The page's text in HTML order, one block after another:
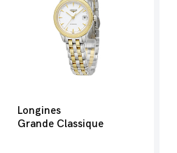
Longines
Grande Classique